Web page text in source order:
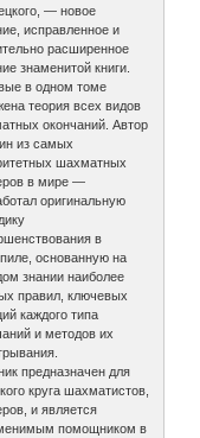
— новое
исправленное и
расширенное
знаменитой книги.
в одном томе
теория всех видов
окончаний. Автор
из самых
шахматных
в мире —
оригинальную
в
основанную на
знании наиболее
правил, ключевых
каждого типа
и методов их
предназначен для
круга шахматистов,
и является
помощником в